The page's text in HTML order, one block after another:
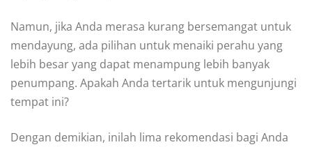
Namun, jika Anda merasa kurang bersemangat untuk
mendayung, ada pilihan untuk menaiki perahu yang
lebih besar yang dapat menampung lebih banyak
penumpang. Apakah Anda tertarik untuk mengunjungi
tempat ini?
Dengan demikian, inilah lima rekomendasi bagi Anda